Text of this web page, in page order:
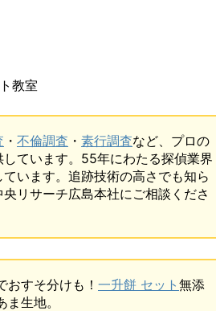
教室
・ 不倫調査 ・ 素行調査など、プロの
ています。55年にわたる探偵業界
います。追跡技術の高さでも知ら
リサーチ広島本社にご相談くださ
すそ分けも！ 一升餅 セット 無添
生地。